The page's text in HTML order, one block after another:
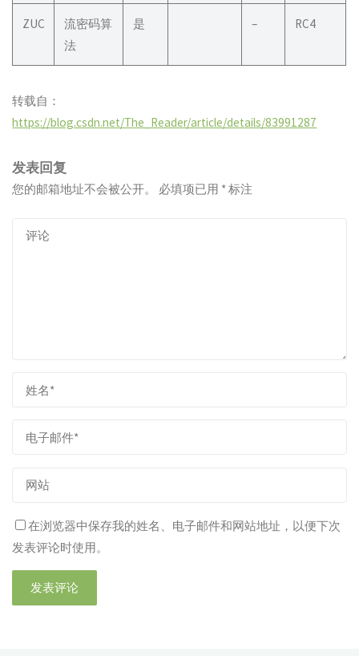
ZUC
流密码算
法
是 – RC4
转载自：
https://blog.csdn.net/The_Reader/article/details/83991287
发表回复
您的邮箱地址不会被公开。 必填项已用 *标注
在浏览器中保存我的姓名、电子邮件和网站地址，以便下次
发表评论时使用。